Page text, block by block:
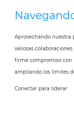
Aprovechando nuestra
valiosas
firme compromiso con
ampliando los límites
Conectar para liderar